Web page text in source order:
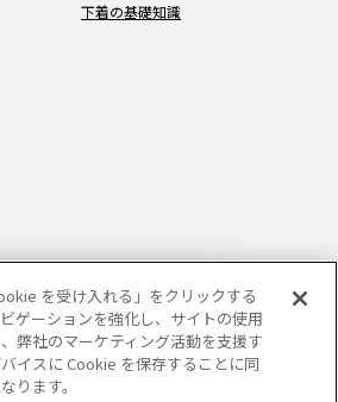
下着の基礎知識
を受け入れる」をクリックする
ゲーションを強化し、サイトの使用
弊社のマーケティング活動を支援す
イスに Cookie を保存することに同
ります。